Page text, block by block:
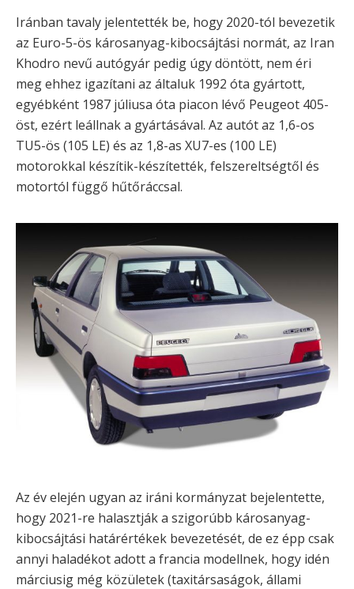
Iránban tavaly jelentették be, hogy 2020-tól bevezetik
az Euro-5-ös károsanyag-kibocsájtási normát, az Iran
Khodro nevű autógyár pedig úgy döntött, nem éri
meg ehhez igazítani az általuk 1992 óta gyártott,
egyébként 1987 júliusa óta piacon lévő Peugeot 405-
öst, ezért leállnak a gyártásával. Az autót az 1,6-os
TU5-ös (105 LE) és az 1,8-as XU7-es (100 LE)
motorokkal készítik-készítették, felszereltségtől és
motortól függő hűtőráccsal.
Az év elején ugyan az iráni kormányzat bejelentette,
hogy 2021-re halasztják a szigorúbb károsanyag-
kibocsájtási határértékek bevezetését, de ez épp csak
annyi haladékot adott a francia modellnek, hogy idén
márciusig még közületek (taxitársaságok, állami